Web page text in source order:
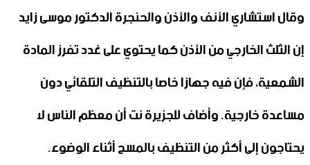
وقال استشاري الأنف والأذن والحنجرة الدكتور موسى زايد
إن الثلث الخارجي من الأذن كما يحتوي على غدد تفرز المادة
الشمعية، فإن فيه جهازا خاصا بالتنظيف التلقائي دون
مساعدة خارجية. وأضاف للجزيرة نت أن معظم الناس لا
يحتاجون إلى أكثر من التنظيف بالمسح أثناء الوضوء.